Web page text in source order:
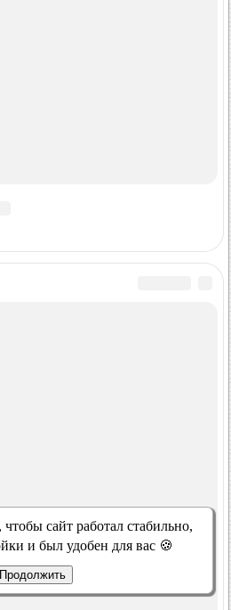
сайт работал стабильно,
и был удобен для вас 🍪
Продолжить